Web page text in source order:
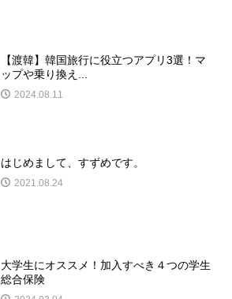
【渡韓】韓国旅行に役立つアプリ3選！マ
ップや乗り換え...
2024.08.11
はじめまして、すずめです。
2021.08.24
大学生にオススメ！加入すべき４つの学生
総合保険